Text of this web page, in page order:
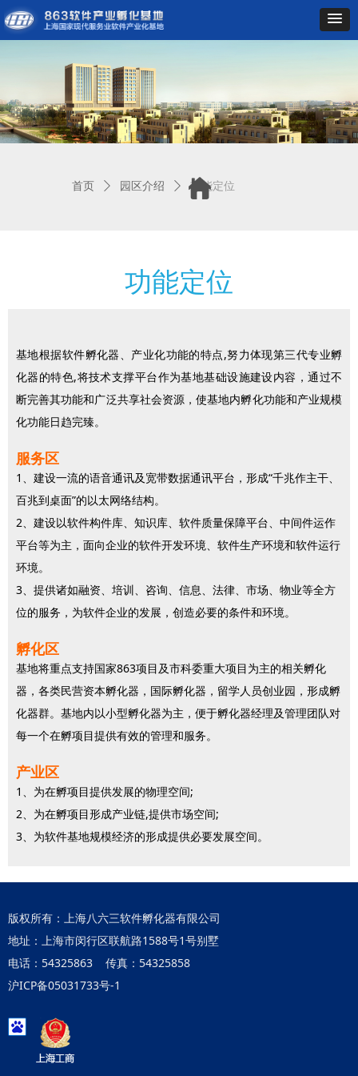
首页 ꄲ 园区介绍 ꄲ 功能定位
基地根据软件孵化器、产业化功能的特点,努力体现第三代专业孵
化器的特色,将技术支撑平台作为基地基础设施建设内容，通过不
断完善其功能和广泛共享社会资源，使基地内孵化功能和产业规模
化功能日趋完臻。
服务区
1、建设一流的语音通讯及宽带数据通讯平台，形成“千兆作主干、
百兆到桌面”的以太网络结构。
2、建设以软件构件库、知识库、软件质量保障平台、中间件运作
平台等为主，面向企业的软件开发环境、软件生产环境和软件运行
环境。
3、提供诸如融资、培训、咨询、信息、法律、市场、物业等全方
位的服务，为软件企业的发展，创造必要的条件和环境。
孵化区
基地将重点支持国家863项目及市科委重大项目为主的相关孵化
器，各类民营资本孵化器，国际孵化器，留学人员创业园，形成孵
化器群。基地内以小型孵化器为主，便于孵化器经理及管理团队对
每一个在孵项目提供有效的管理和服务。
产业区
1、为在孵项目提供发展的物理空间;
2、为在孵项目形成产业链,提供市场空间;
3、为软件基地规模经济的形成提供必要发展空间。
功能定位
版权所有：上海八六三软件孵化器有限公司
地址：上海市闵行区联航路1588号1号别墅
电话：54325863 传真：54325858
沪ICP备05031733号-1